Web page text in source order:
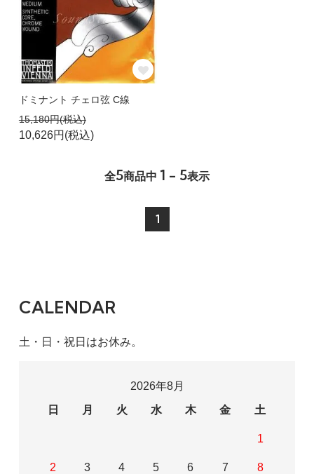
ドミナント チェロ弦 C線
15,180円(税込)
10,626円(税込)
全5商品中 1 - 5表示
1
CALENDAR
土・日・祝日はお休み。
2026年8月
日
月 火 水 木 金 土
1
2 3 4 5 6 7 8